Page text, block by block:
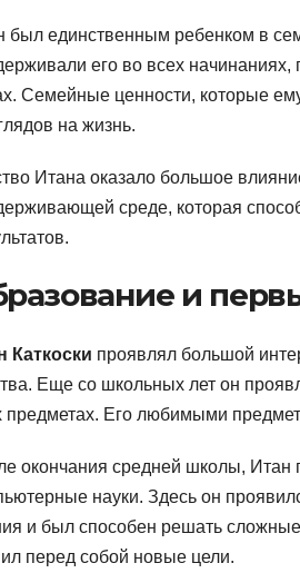
был единственным ребенком в
его во всех начинаниях,
Семейные ценности, которые
на жизнь.
Итана оказало большое
среде, которая
и
Каткоски проявлял большой
Еще со школьных лет он
предметах. Его любимыми
окончания средней школы, Итан
науки. Здесь он
и был способен решать
перед собой новые цели.